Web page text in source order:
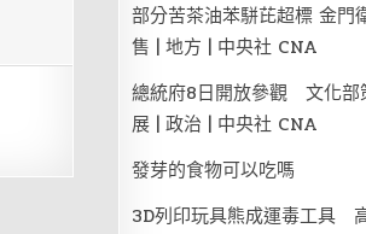
部分苦茶油苯駢芘超標 金門
售 | 地方 | 中央社 CNA
總統府8日開放參觀 文化部
展 | 政治 | 中央社 CNA
發芽的食物可以吃嗎
3D列印玩具熊成運毒工具